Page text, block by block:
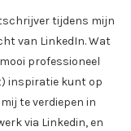
tijdens mijn
van LinkedIn. Wat
professioneel
inspiratie kunt op
te verdiepen in
via Linkedin, en